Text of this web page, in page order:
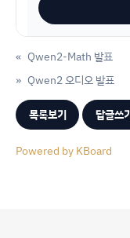
« Qwen2-Math 발표
Qwen2 오디오 발표
»
목록보기 답글쓰
Powered by KBoard